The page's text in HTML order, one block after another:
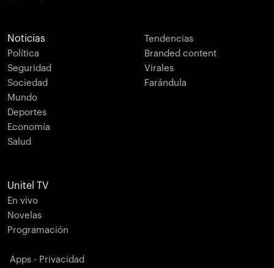
Noticias
Política
Seguridad
Sociedad
Mundo
Deportes
Economía
Salud
Tendencias
Branded content
Virales
Farándula
Unitel TV
En vivo
Novelas
Programación
Apps - Privacidad